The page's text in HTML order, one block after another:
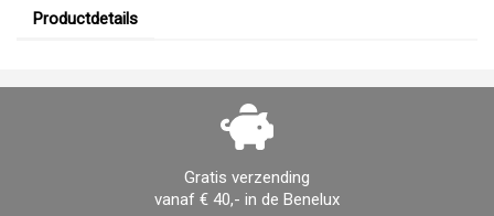
Productdetails
Gratis verzending
vanaf € 40,- in de Benelux